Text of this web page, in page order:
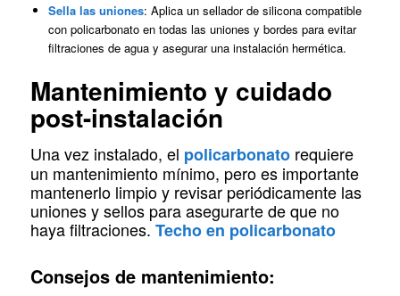
Sella las uniones: Aplica un sellador de silicona compatible
con policarbonato en todas las uniones y bordes para evitar
filtraciones de agua y asegurar una instalación hermética.
Mantenimiento y cuidado
post-instalación
Una vez instalado, el policarbonatorequiere
un mantenimiento mínimo, pero es importante
mantenerlo limpio y revisar periódicamente las
uniones y sellos para asegurarte de que no
haya filtraciones.Techoen policarbonato
Consejos de mantenimiento: